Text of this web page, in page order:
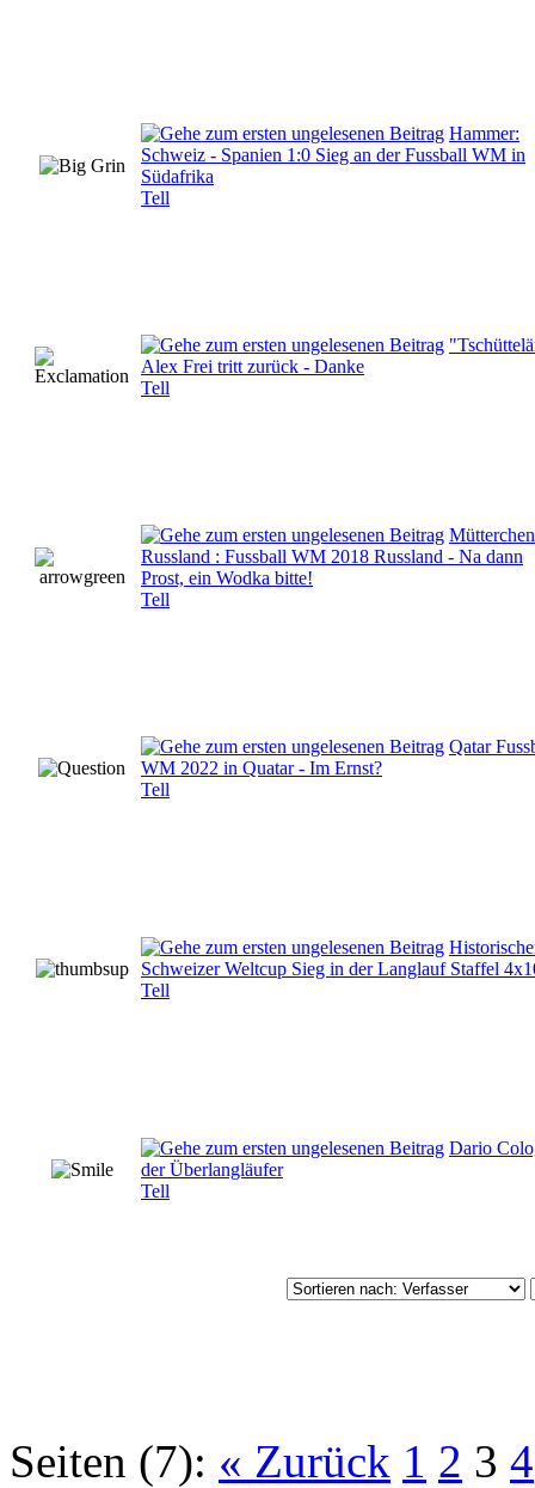
Hammer:
Schweiz - Spanien 1:0 Sieg an der Fussball WM in
Südafrika
Tell
Alex Frei tritt zurück - Danke
Tell
Mütterchen
Russland : Fussball WM 2018 Russland - Na dann
Prost, ein Wodka bitte!
Tell
Qatar
WM 2022 in Quatar - Im Ernst?
Tell
Schweizer Weltcup Sieg in der Langlauf Staffel
Tell
Dario
der Überlangläufer
Tell
Seiten (7): « Zurück 1 2 3 4